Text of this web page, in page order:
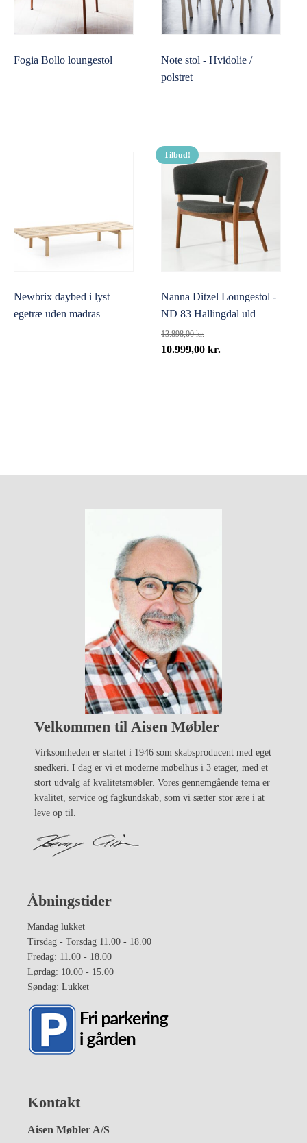
Fogia Bollo loungestol
Note stol - Hvidolie /
polstret
Newbrix daybed i lyst
egetræ uden madras
Tilbud!
Nanna Ditzel Loungestol -
ND 83 Hallingdal uld
13.898,00kr.
Den
10.999,00kr.
Velkommen til Aisen Møbler
Virksomheden er startet i 1946 som skabsproducent med eget
snedkeri. I dag er vi et moderne møbelhus i 3 etager, med et
stort udvalg af kvalitetsmøbler. Vores gennemgående tema er
kvalitet, service og fagkundskab, som vi sætter stor ære i at
leve op til.
Åbningstider
Mandag lukket
Tirsdag - Torsdag 11.00 - 18.00
Fredag: 11.00 - 18.00
Lørdag: 10.00 - 15.00
Søndag: Lukket
Kontakt
Aisen Møbler A/S